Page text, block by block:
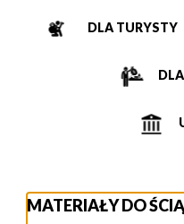
DLA TURYSTY
MATERIAŁY DO